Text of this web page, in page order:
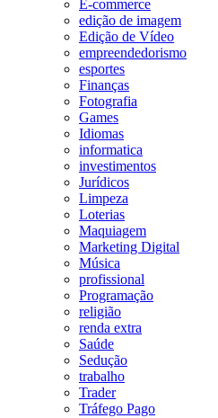
E-commerce
edição de imagem
Edição de Vídeo
empreendedorismo
esportes
Finanças
Fotografia
Games
Idiomas
informatica
investimentos
Jurídicos
Limpeza
Loterias
Maquiagem
Marketing Digital
Música
profissional
Programação
religião
renda extra
Saúde
Sedução
trabalho
Trader
Tráfego Pago